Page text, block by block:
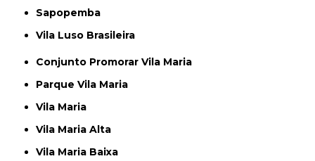
Sapopemba
Vila Luso Brasileira
Conjunto Promorar Vila Maria
Parque Vila Maria
Vila Maria
Vila Maria Alta
Vila Maria Baixa